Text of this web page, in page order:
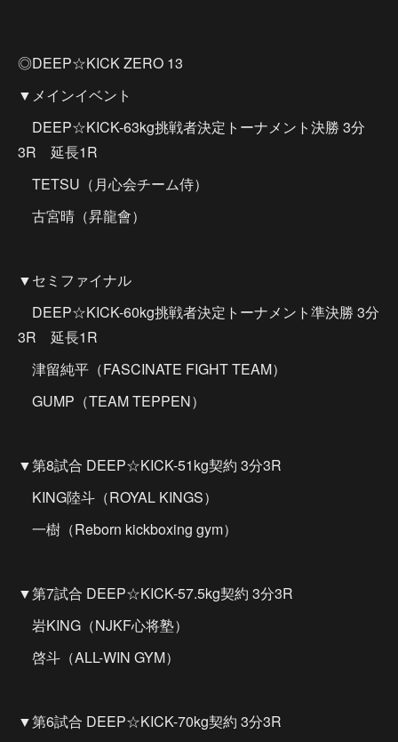
◎DEEP☆KICK ZERO 13
▼メインイベント
DEEP☆KICK-63kg挑戦者決定トーナメント決勝 3分
3R 延長1R
TETSU（月心会チーム侍）
古宮晴（昇龍會）
▼セミファイナル
DEEP☆KICK-60kg挑戦者決定トーナメント準決勝 3分
3R 延長1R
津留純平（FASCINATE FIGHT TEAM）
GUMP（TEAM TEPPEN）
▼第8試合 DEEP☆KICK-51kg契約 3分3R
KING陸斗（ROYAL KINGS）
一樹（Reborn kickboxing gym）
▼第7試合 DEEP☆KICK-57.5kg契約 3分3R
岩KING（NJKF心将塾）
啓斗（ALL-WIN GYM）
▼第6試合 DEEP☆KICK-70kg契約 3分3R